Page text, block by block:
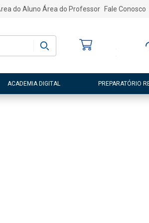
do Aluno Área do Professor Fale Conosco
Entre ou
ACADEMIA DIGITAL PREPARATÓRIO